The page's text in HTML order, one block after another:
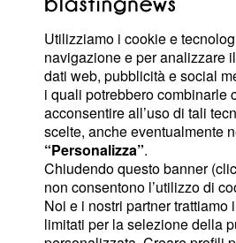
Le novità introdotte
La proposta a prima firma del
Movimento 5 Stelle prevede la
945 a 600. Il Senato della
attuali 315 membri a 200
vedrebbe una riduzione da 630
legislativo dovesse giungere a
riduzione del 36,8% per
riduce anche il numero dei
Utilizziamo i cookie e
navigazione e per analizzare
dati web, pubblicità e social
i quali potrebbero combinarle
acconsentire all’uso di tali
scelte, anche eventualmente
“Personalizza”.
Chiudendo questo banner
non consentono l’utilizzo di
Noi e i nostri partner
limitati per la selezione della